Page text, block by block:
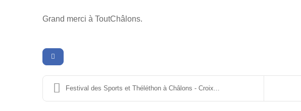
Grand merci à ToutChâlons.
Festival des Sports et Théléthon à Châlons - Croix...